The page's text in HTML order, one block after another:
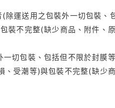
運送用之包裝外一切包裝、
裝不完整(缺少商品、附件、
切包裝、包括但不限於封膜
、受潮等)與包裝不完整(缺少